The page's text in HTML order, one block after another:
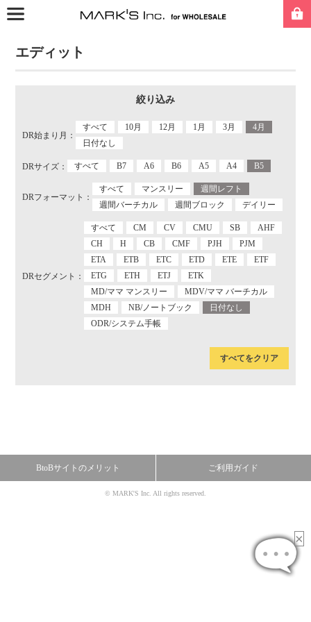
エディット
絞り込み
DR始まり月：
すべて 10月 12月 1月 3月
4月
日付なし
DRサイズ： すべて B7 A6 B6 A5 A4 B5
DRフォーマット：
すべて マンスリー
週間レフト
週間バーチカル
週間ブロック デイリー
DRセグメント：
すべて CM CV CMU SB
AHF
CH
H CB CMF PJH
PJM
ETA
ETB ETC ETD ETE
ETF
ETG
ETH ETJ
ETK
MD/ママ マンスリー
MDV/ママ バーチカル
MDH
NB/ノートブック
日付なし
ODR/システム手帳
すべてをクリア
BtoBサイトのメリット ご利用ガイド
© MARK'S Inc. All rights reserved.